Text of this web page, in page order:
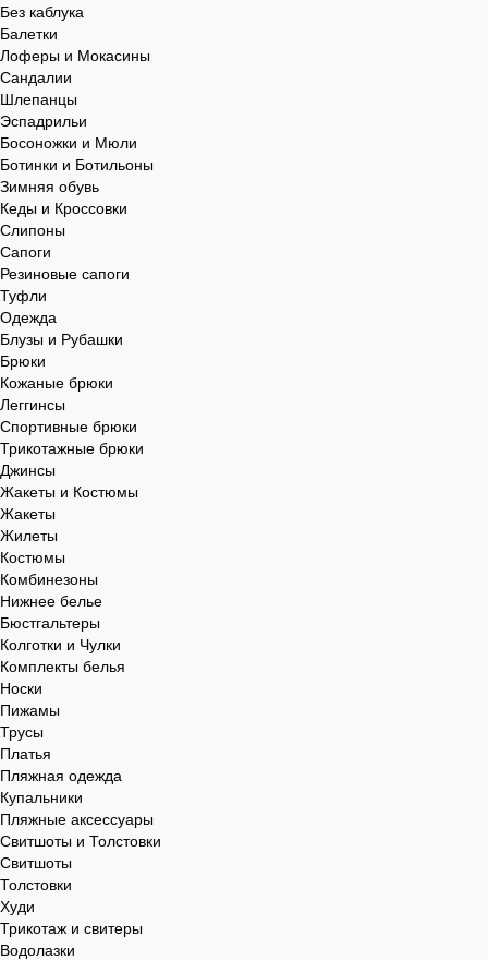
Без каблука
Балетки
Лоферы и Мокасины
Сандалии
Шлепанцы
Эспадрильи
Босоножки и Мюли
Ботинки и Ботильоны
Зимняя обувь
Кеды и Кроссовки
Слипоны
Сапоги
Резиновые сапоги
Туфли
Одежда
Блузы и Рубашки
Брюки
Кожаные брюки
Леггинсы
Спортивные брюки
Трикотажные брюки
Джинсы
Жакеты и Костюмы
Жакеты
Жилеты
Костюмы
Комбинезоны
Нижнее белье
Бюстгальтеры
Колготки и Чулки
Комплекты белья
Носки
Пижамы
Трусы
Платья
Пляжная одежда
Купальники
Пляжные аксессуары
Свитшоты и Толстовки
Свитшоты
Толстовки
Худи
Трикотаж и свитеры
Водолазки